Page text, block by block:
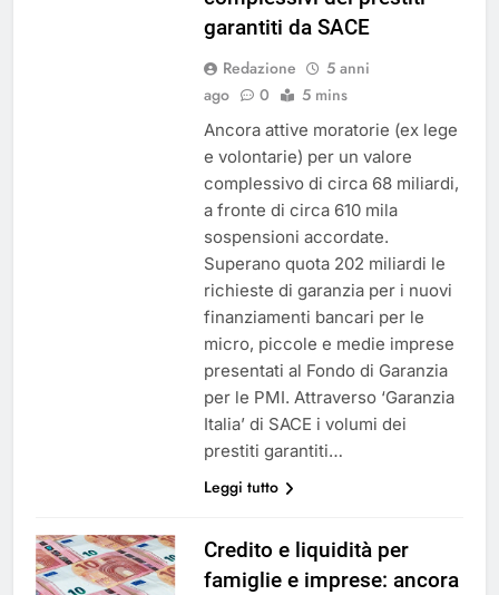
garantiti da SACE
Redazione
5 anni
ago
0 5 mins
Ancora attive moratorie (ex lege
e volontarie) per un valore
complessivo di circa 68 miliardi,
a fronte di circa 610 mila
sospensioni accordate.
Superano quota 202 miliardi le
richieste di garanzia per i nuovi
finanziamenti bancari per le
micro, piccole e medie imprese
presentati al Fondo di Garanzia
per le PMI. Attraverso ‘Garanzia
Italia’ di SACE i volumi dei
prestiti garantiti…
Leggi tutto
Credito e liquidità per
famiglie e imprese: ancora